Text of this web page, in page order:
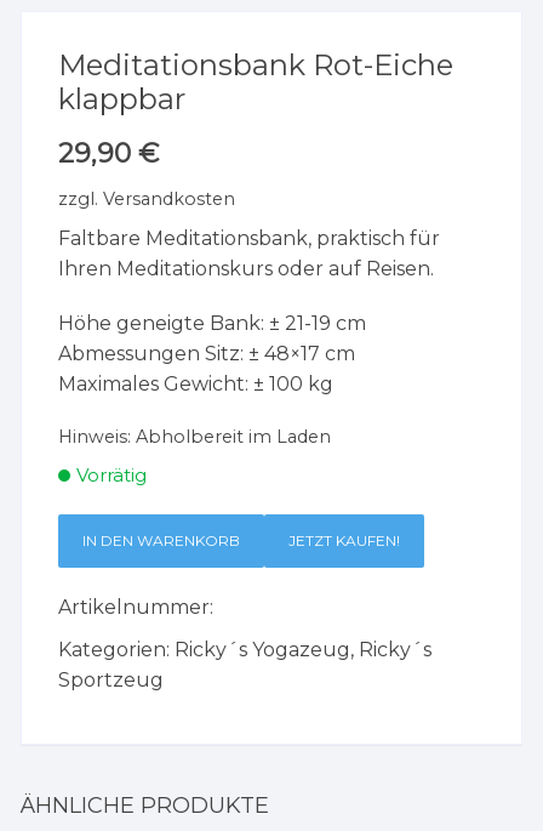
Meditationsbank Rot-Eiche
klappbar
29,90€
zzgl.Versandkosten
Faltbare Meditationsbank, praktisch für
Ihren Meditationskurs oder auf Reisen.
Höhe geneigte Bank: ± 21-19 cm
Abmessungen Sitz: ± 48×17 cm
Maximales Gewicht: ± 100 kg
Hinweis:Abholbereit im Laden
Vorrätig
IN DEN WARENKORB JETZT KAUFEN!
Artikelnummer:
Kategorien: Ricky´s Yogazeug, Ricky´s
Sportzeug
ÄHNLICHE PRODUKTE